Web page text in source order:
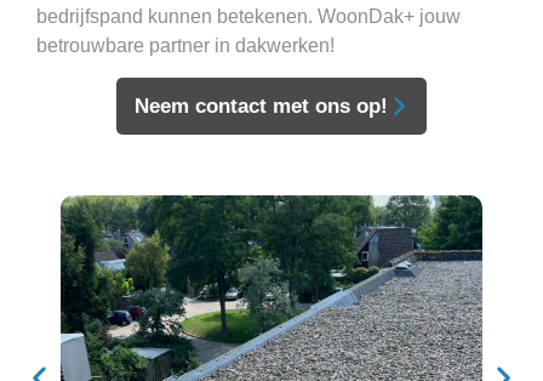
bedrijfspand kunnen betekenen. WoonDak+ jouw
betrouwbare partner in dakwerken!
Neem contact met ons op!